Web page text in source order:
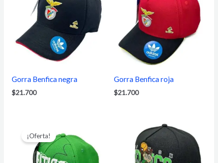
Gorra Benfica negra
$21.700
Gorra Benfica roja
$21.700
¡Oferta!
precio
original
era:
$24.800.
precio
actual
es:
$21.700.